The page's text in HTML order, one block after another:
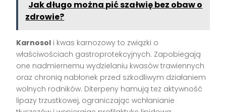
Jak długo można pić szałwię bez obaw o
zdrowie?
Karnosol i kwas karnozowy to związki o
właściwościach gastroprotekcyjnych. Zapobiegają
one nadmiernemu wydzielaniu kwasów trawiennych
oraz chronią nabłonek przed szkodliwym działaniem
wolnych rodników. Diterpeny hamują też aktywność
lipazy trzustkowej, ograniczając wchłanianie